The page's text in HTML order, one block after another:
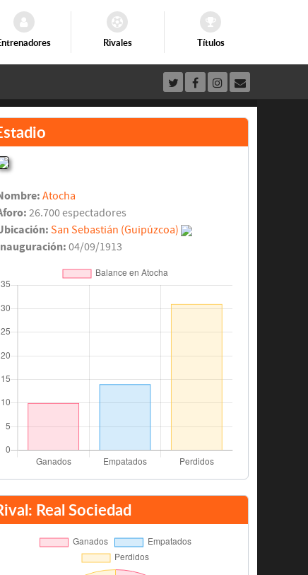
Rivales Títulos
Atocha
26.700 espectadores
San Sebastián (Guipúzcoa)
04/09/1913
Real Sociedad